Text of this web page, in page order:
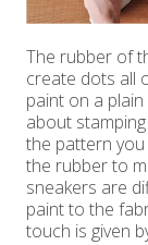
The rubber of
create dots all
paint on a
about
the pattern
the rubber to
sneakers are
paint to the
touch is given